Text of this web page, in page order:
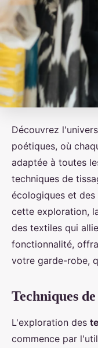
Découvrez
poétiques, où
adaptée à toutes
techniques de
écologiques et
cette exploration,
des textiles qui
fonctionnalité,
votre garde-robe,
Techniques
L'exploration des
commence par